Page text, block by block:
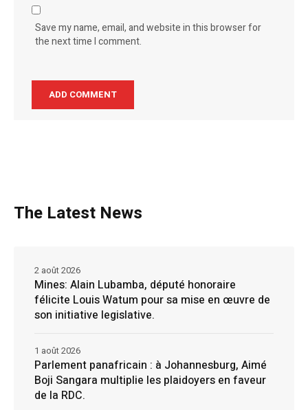
Save my name, email, and website in this browser for
the next time I comment.
The Latest News
Mines: Alain Lubamba, député honoraire
félicite Louis Watum pour sa mise en œuvre de
son initiative legislative.
2 août 2026
Parlement panafricain : à Johannesburg, Aimé
Boji Sangara multiplie les plaidoyers en faveur
de la RDC.
1 août 2026